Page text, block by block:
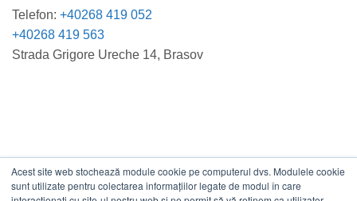
Acest site web stochează module cookie pe computerul dvs. Modulele cookie
sunt utilizate pentru colectarea informațiilor legate de modul în care
Telefon: +40268 419 052
+40268 419 563
Strada Grigore Ureche 14, Brasov
DATE COMERCIALE